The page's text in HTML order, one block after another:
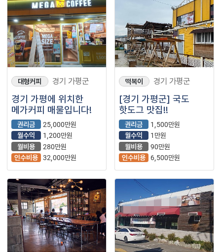
대형커피 경기 가평군
경기 가평에 위치한
메가커피 매물입니다!
권리금
25,000만원
월수익
1,200만원
월비용
280만원
인수비용 32,000만원
떡복이 경기 가평군
[경기 가평군] 국도
핫도그 맛집!!
권리금
1,500만원
월수익
1만원
월비용
90만원
인수비용
6,500만원